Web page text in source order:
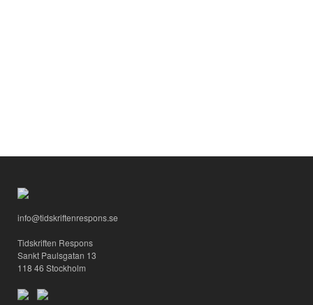
info@tidskriftenrespons.se
Tidskriften Respons
Sankt Paulsgatan 13
118 46 Stockholm